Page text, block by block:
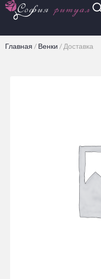
Главная / Венки / Доставка